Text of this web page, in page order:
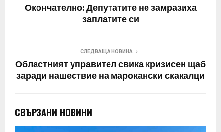
Окончателно: Депутатите не замразиха
заплатите си
СЛЕДВАЩА НОВИНА
Областният управител свика кризисен щаб
заради нашествие на марокански скакалци
СВЪРЗАНИ НОВИНИ